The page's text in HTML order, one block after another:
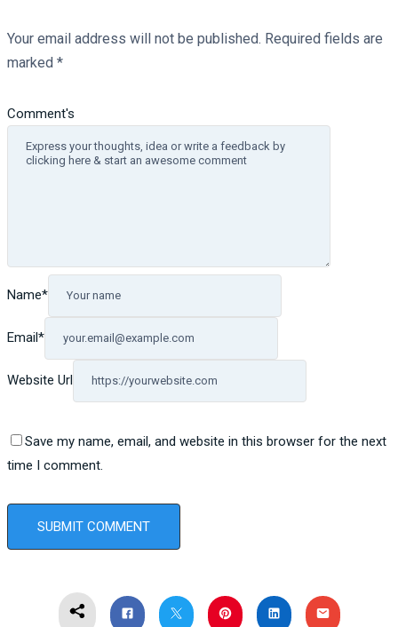
Your email address will not be published. Required fields are
marked *
Comment's
Name*
Email*
Website Url
Save my name, email, and website in this browser for the next
time I comment.